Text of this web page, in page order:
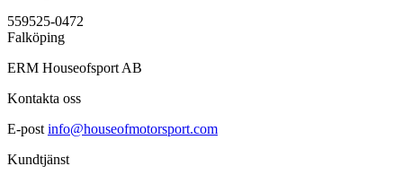
559525-0472
Falköping
ERM Houseofsport AB
Kontakta oss
E-post info@houseofmotorsport.com
Kundtjänst